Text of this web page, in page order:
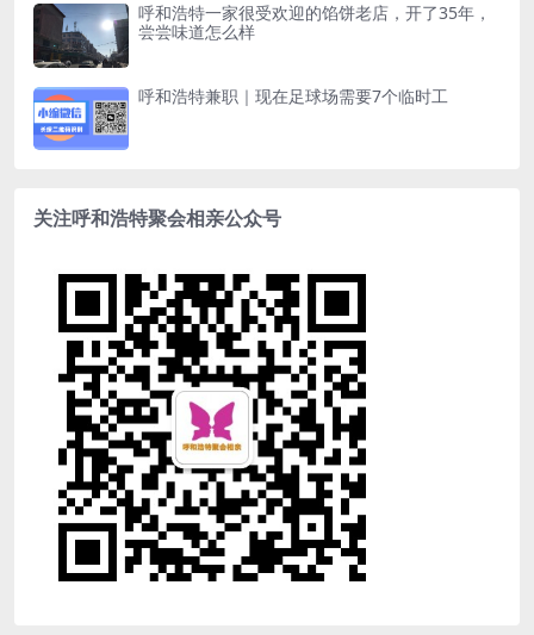
呼和浩特一家很受欢迎的馅饼老店，开了35年，
尝尝味道怎么样
呼和浩特兼职｜现在足球场需要7个临时工
关注呼和浩特聚会相亲公众号